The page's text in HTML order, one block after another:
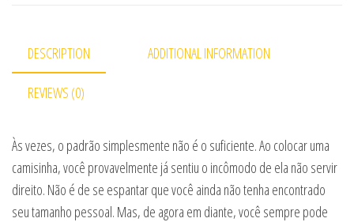
DESCRIPTION ADDITIONAL INFORMATION
REVIEWS (0)
Às vezes, o padrão simplesmente não é o suficiente. Ao colocar uma
camisinha, você provavelmente já sentiu o incômodo de ela não servir
direito. Não é de se espantar que você ainda não tenha encontrado
seu tamanho pessoal. Mas, de agora em diante, você sempre pode